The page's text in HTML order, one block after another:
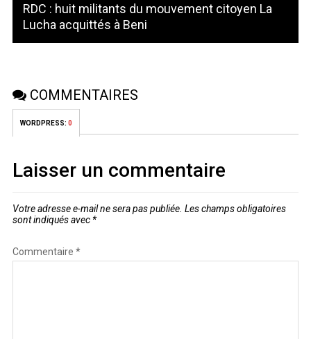
RDC : huit militants du mouvement citoyen La
Lucha acquittés à Beni
COMMENTAIRES
WORDPRESS: 0
Laisser un commentaire
Votre adresse e-mail ne sera pas publiée. Les champs obligatoires
sont indiqués avec *
Commentaire *